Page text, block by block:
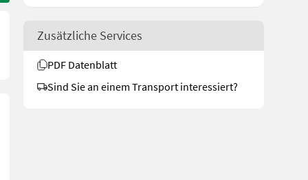
Zusätzliche Services
PDF Datenblatt
Sind Sie an einem Transport interessiert?